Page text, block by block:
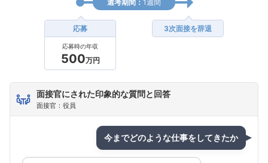
選考期間： 1週間
応募
応募時の年収
500万円
3次面接を辞退
面接官にされた印象的な質問と回答
面接官：役員
今までどのような仕事をしてきたか